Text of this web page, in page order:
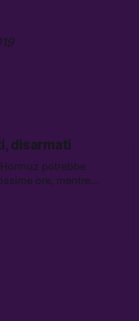
disarmati
potrebbe
ore, mentre
disarmati. Tra le